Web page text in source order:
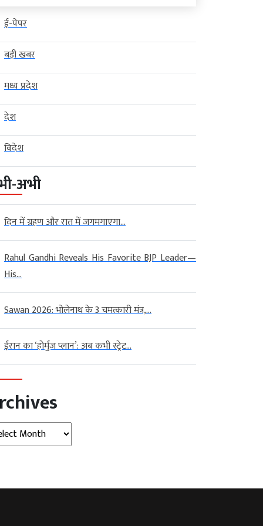
ई-पेपर
बड़ी खबर
मध्य प्रदेश
देश
विदेश
अभी
दिन में ग्रहण और रात में जगमगाएगा...
Rahul Gandhi Reveals His Favorite BJP Leader—
His...
Sawan 2026: भोलेनाथ के 3 चमत्कारी मंत्र,...
ईरान का ‘होर्मुज प्लान’: अब कभी स्ट्रेट...